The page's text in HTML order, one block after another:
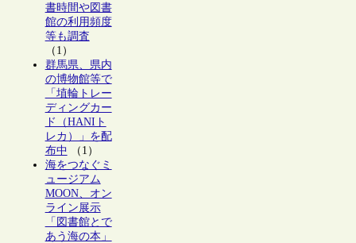
書時間や図書
館の利用頻度
等も調査
（1）
群馬県、県内
の博物館等で
「埴輪トレー
ディングカー
ド（HANIト
レカ）」を配
布中 （1）
海をつなぐミ
ュージアム
MOON、オン
ライン展示
「図書館とで
あう海の本」